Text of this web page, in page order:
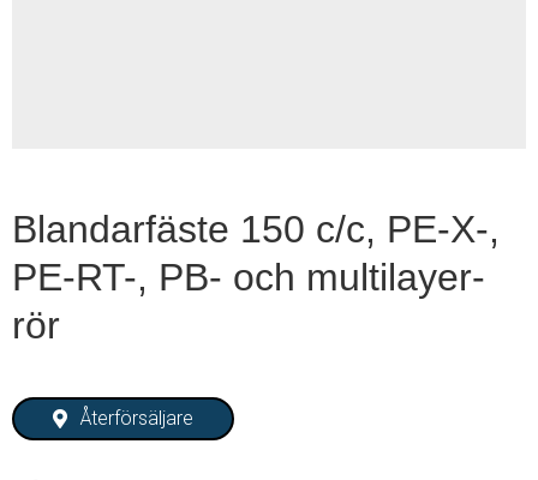
Blandarfäste 150 c/c, PE-X-,
PE-RT-, PB- och multilayer-
rör
Återförsäljare